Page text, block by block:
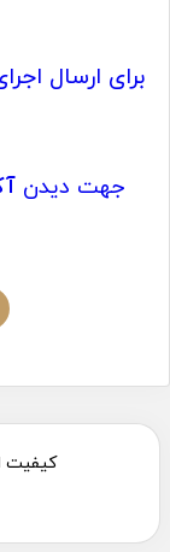
برای ارسال
جهت دیدن